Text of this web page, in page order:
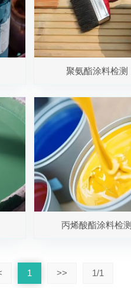
聚氨酯涂料检测
丙烯酸酯涂料检测
1 >> 1/1